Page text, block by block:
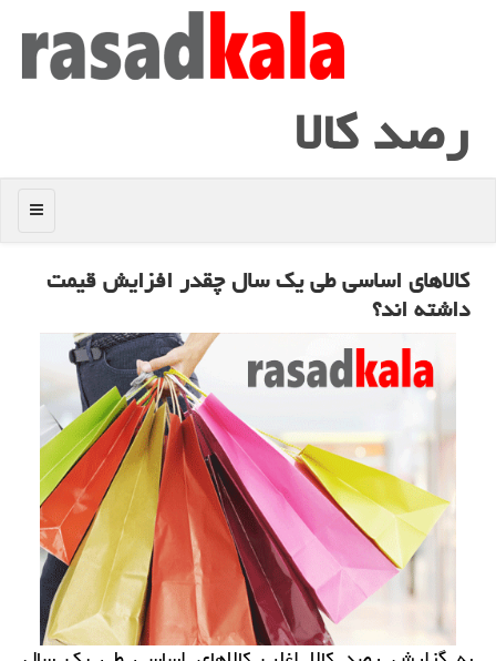
رصد كالا
منو
كالاهای اساسی طی یك سال چقدر افزایش قیمت
داشته اند؟